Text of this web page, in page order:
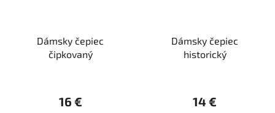
Dámsky čepiec
čipkovaný
16 €
Dámsky čepiec
historický
14 €